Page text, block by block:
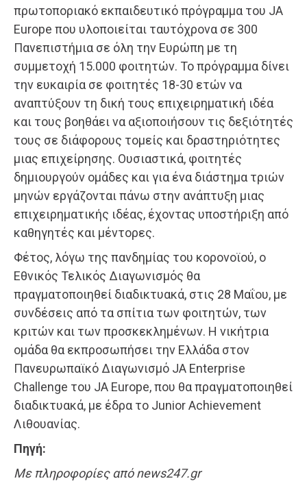
πρωτοποριακό εκπαιδευτικό πρόγραμμα του JA
Europe που υλοποιείται ταυτόχρονα σε 300
Πανεπιστήμια σε όλη την Ευρώπη με τη
συμμετοχή 15.000 φοιτητών. Το πρόγραμμα δίνει
την ευκαιρία σε φοιτητές 18-30 ετών να
αναπτύξουν τη δική τους επιχειρηματική ιδέα
και τους βοηθάει να αξιοποιήσουν τις δεξιότητές
τους σε διάφορους τομείς και δραστηριότητες
μιας επιχείρησης. Ουσιαστικά, φοιτητές
δημιουργούν ομάδες και για ένα διάστημα τριών
μηνών εργάζονται πάνω στην ανάπτυξη μιας
επιχειρηματικής ιδέας, έχοντας υποστήριξη από
καθηγητές και μέντορες.
Φέτος, λόγω της πανδημίας του κορονοϊού, ο
Εθνικός Τελικός Διαγωνισμός θα
πραγματοποιηθεί διαδικτυακά, στις 28 Μαΐου, με
συνδέσεις από τα σπίτια των φοιτητών, των
κριτών και των προσκεκλημένων. Η νικήτρια
ομάδα θα εκπροσωπήσει την Ελλάδα στον
Πανευρωπαϊκό Διαγωνισμό JA Enterprise
Challenge του JA Europe, που θα πραγματοποιηθεί
διαδικτυακά, με έδρα το Junior Achievement
Λιθουανίας.
Πηγή:
Με πληροφορίες από news247.gr